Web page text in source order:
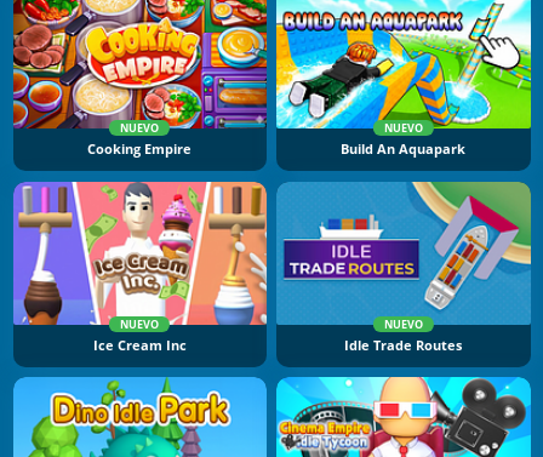
NUEVO
Cooking Empire
NUEVO
Build An Aquapark
NUEVO
Ice Cream Inc
NUEVO
Idle Trade Routes